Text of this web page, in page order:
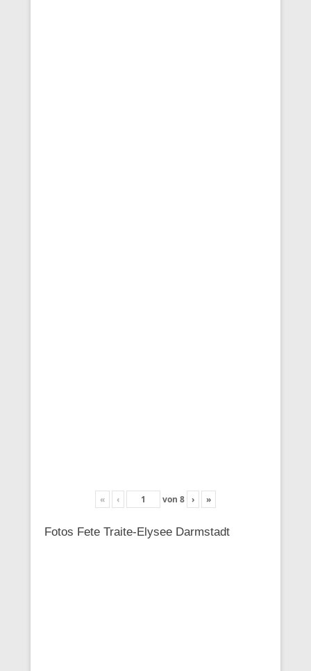
« ‹ von 8 › »
Fotos Fete Traite-Elysee Darmstadt